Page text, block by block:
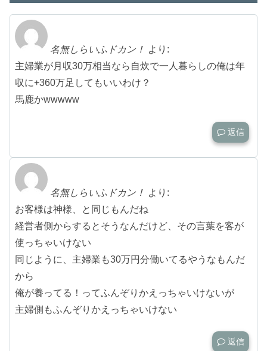
名無しらいふドカン！ より:
主婦業が月収30万相当なら自炊で一人暮らしの俺は年
収に+360万足してもいいわけ？
馬鹿かwwwww
返信
名無しらいふドカン！ より:
お客様は神様、と同じもんだね
経営者側からするとそうなんだけど、その言葉を客が
使っちゃいけない
同じように、主婦業も30万円分働いてるやうなもんだ
から
俺が養ってる！ってふんぞりかえっちゃいけないが
主婦側もふんぞりかえっちゃいけない
返信